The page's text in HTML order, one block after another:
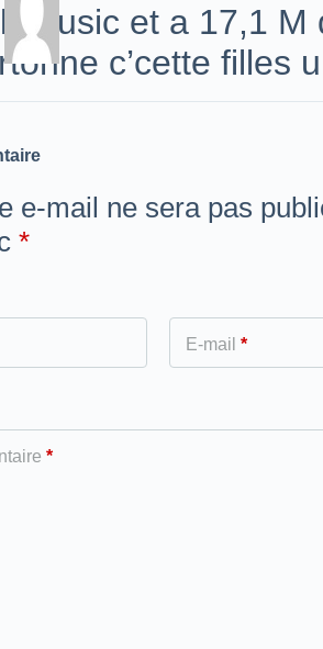
et a 17,1 M
c’cette filles
e-mail ne sera pas
*
E-mail *
*